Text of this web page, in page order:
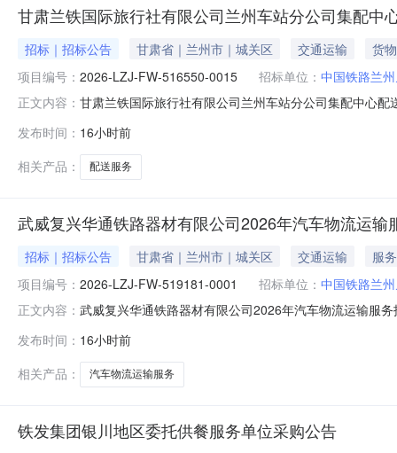
甘肃兰铁国际旅行社有限公司兰州车站分公司集配
招标｜招标公告 甘肃省｜兰州市｜城关区 交通运输
货物
项目编号： 2026-LZJ-FW-516550-0015 招标单位： 中国铁路兰
正文内容： 甘肃兰铁国际旅行社有限公司兰州车站分公司集配中心
铁国际旅行社有限公司兰州车站分公司集配中心配送及
该项目已具备招标条件，现
发布时间： 16小时前
相关产品：
配送服务
武威复兴华通铁路器材有限公司2026年汽车物流运输
招标｜招标公告 甘肃省｜兰州市｜城关区 交通运输
服务
项目编号： 2026-LZJ-FW-519181-0001 招标单位： 中国铁路兰
正文内容： 武威复兴华通铁路器材有限公司2026年汽车物流运输服
为兰州局集团公司武威复兴华通铁路器材有限公司，招
限价(万元)（不
发布时间： 16小时前
相关产品：
汽车物流运输服务
铁发集团银川地区委托供餐服务单位采购公告